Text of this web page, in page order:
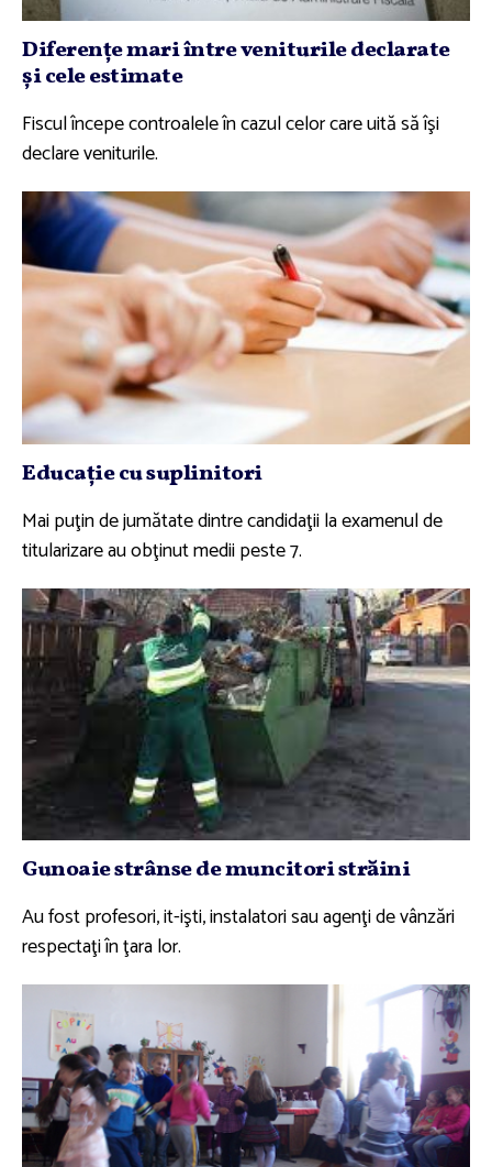
Diferenţe mari între veniturile declarate
şi cele estimate
Fiscul începe controalele în cazul celor care uită să îşi
declare veniturile.
Educaţie cu suplinitori
Mai puţin de jumătate dintre candidaţii la examenul de
titularizare au obţinut medii peste 7.
Gunoaie strânse de muncitori străini
Au fost profesori, it-işti, instalatori sau agenţi de vânzări
respectaţi în ţara lor.